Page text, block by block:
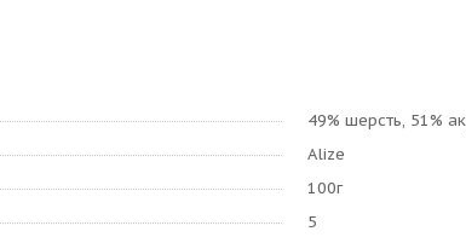
49% шерсть, 51%
Alize
100г
5